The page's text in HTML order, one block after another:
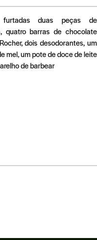
furtadas duas peças de
quatro barras de chocolate
dois desodorantes, um
mel, um pote de doce de leite
de barbear